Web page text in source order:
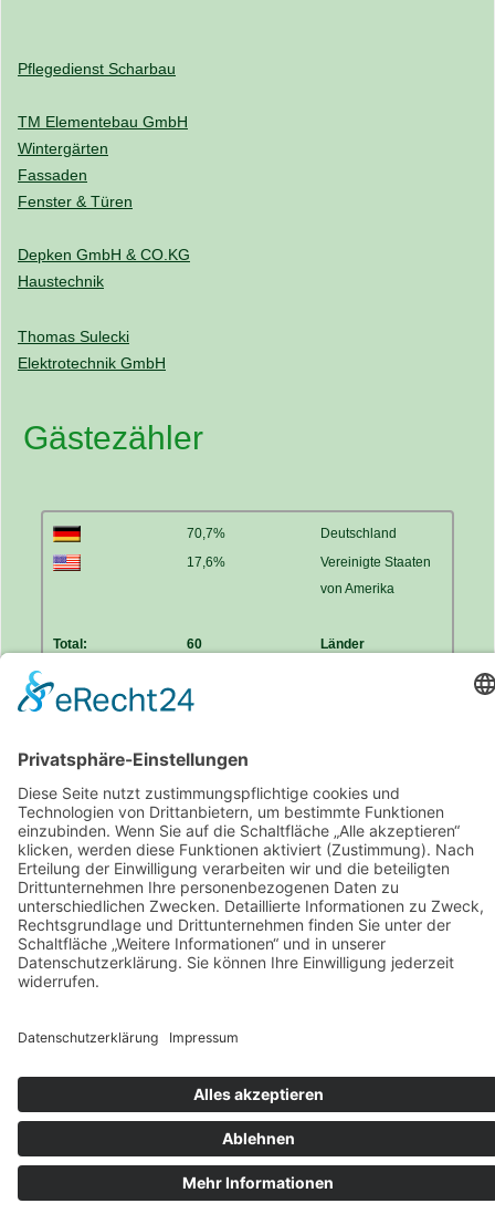
Pflegedienst Scharbau
TM Elementebau GmbH
Wintergärten
Fassaden
Fenster & Türen
Depken GmbH & CO.KG
Haustechnik
Thomas Sulecki
Elektrotechnik GmbH
Gästezähler
70,7%
Deutschland
17,6%
Vereinigte Staaten
von Amerika
Total: 60 Länder
Gestern:
Diese Woche:
Letzte Woche:
32
Dieser Monat:
25
Letzter Monat:
184
Dieses Jahr:
1.013
Letztes Jahr:
Total:
30.146